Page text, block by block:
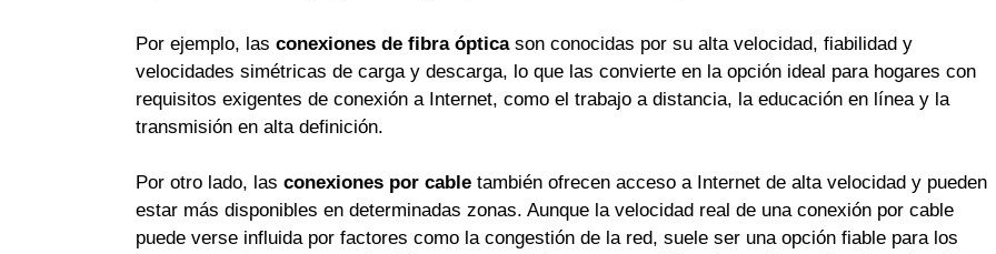
Por ejemplo, las conexiones de fibra ópticason conocidas por su alta velocidad, fiabilidad y
velocidades simétricas de carga y descarga, lo que las convierte en la opción ideal para hogares con
requisitos exigentes de conexión a Internet, como el trabajo a distancia, la educación en línea y la
transmisión en alta definición.
Por otro lado, las conexiones por cable también ofrecen acceso a Internet de alta velocidad y pueden
estar más disponibles en determinadas zonas. Aunque la velocidad real de una conexión por cable
puede verse influida por factores como la congestión de la red, suele ser una opción fiable para los